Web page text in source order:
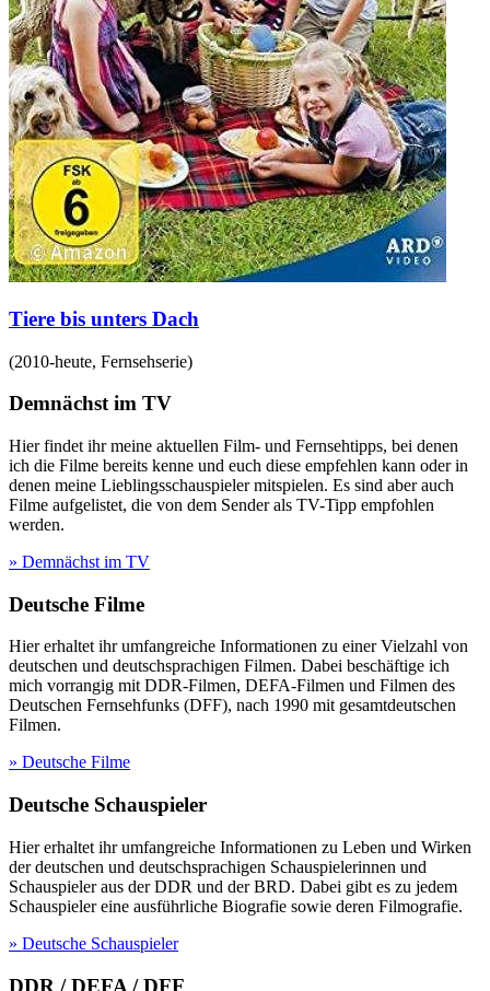
Tiere bis unters Dach
(2010-heute, Fernsehserie)
Demnächst im TV
Hier findet ihr meine aktuellen Film- und Fernsehtipps, bei denen
ich die Filme bereits kenne und euch diese empfehlen kann oder in
denen meine Lieblingsschauspieler mitspielen. Es sind aber auch
Filme aufgelistet, die von dem Sender als TV-Tipp empfohlen
werden.
» Demnächst im TV
Deutsche Filme
Hier erhaltet ihr umfangreiche Informationen zu einer Vielzahl von
deutschen und deutschsprachigen Filmen. Dabei beschäftige ich
mich vorrangig mit DDR-Filmen, DEFA-Filmen und Filmen des
Deutschen Fernsehfunks (DFF), nach 1990 mit gesamtdeutschen
Filmen.
» Deutsche Filme
Deutsche Schauspieler
Hier erhaltet ihr umfangreiche Informationen zu Leben und Wirken
der deutschen und deutschsprachigen Schauspielerinnen und
Schauspieler aus der DDR und der BRD. Dabei gibt es zu jedem
Schauspieler eine ausführliche Biografie sowie deren Filmografie.
» Deutsche Schauspieler
DDR / DEFA / DFF